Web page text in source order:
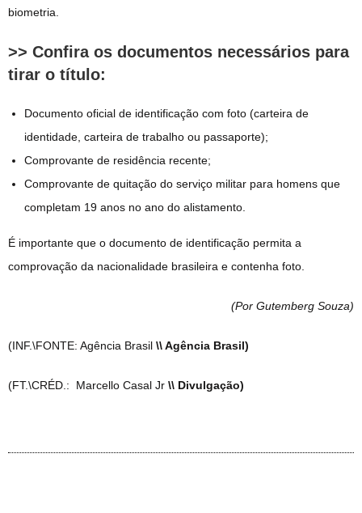
biometria.
>> Confira os documentos necessários para
tirar o título:
Documento oficial de identificação com foto (carteira de
identidade, carteira de trabalho ou passaporte);
Comprovante de residência recente;
Comprovante de quitação do serviço militar para homens que
completam 19 anos no ano do alistamento.
É importante que o documento de identificação permita a
comprovação da nacionalidade brasileira e contenha foto.
(Por Gutemberg Souza)
(INF.\FONTE: Agência Brasil \\ Agência Brasil)
(FT.\CRÉD.: Marcello Casal Jr \\ Divulgação)